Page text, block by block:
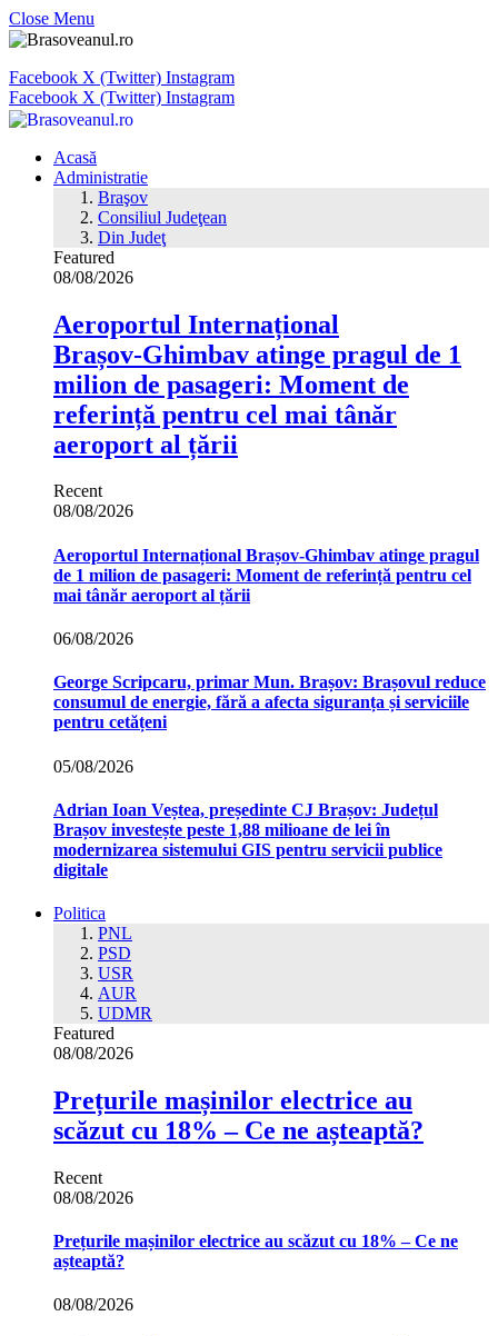
Close Menu
Facebook X (Twitter) Instagram
Facebook X (Twitter) Instagram
Acasă
Administratie
Braşov
Consiliul Judeţean
Din Judeţ
Featured
08/08/2026
Aeroportul Internațional
Brașov‑Ghimbav atinge pragul de 1
milion de pasageri: Moment de
referință pentru cel mai tânăr
aeroport al țării
Recent
08/08/2026
Aeroportul Internațional Brașov‑Ghimbav atinge pragul
de 1 milion de pasageri: Moment de referință pentru cel
mai tânăr aeroport al țării
06/08/2026
George Scripcaru, primar Mun. Brașov: Brașovul reduce
consumul de energie, fără a afecta siguranța și serviciile
pentru cetățeni
05/08/2026
Adrian Ioan Veștea, președinte CJ Brașov: Județul
Brașov investește peste 1,88 milioane de lei în
modernizarea sistemului GIS pentru servicii publice
digitale
Politica
PNL
PSD
USR
AUR
UDMR
Featured
08/08/2026
Prețurile mașinilor electrice au
scăzut cu 18% – Ce ne așteaptă?
Recent
08/08/2026
Prețurile mașinilor electrice au scăzut cu 18% – Ce ne
așteaptă?
08/08/2026